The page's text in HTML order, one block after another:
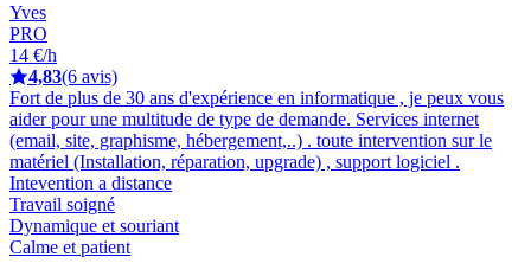
Yves
PRO
14 €/h
4,83(6 avis)
Fort de plus de 30 ans d'expérience en informatique , je peux vous
aider pour une multitude de type de demande. Services internet
(email, site, graphisme, hébergement,..) . toute intervention sur le
matériel (Installation, réparation, upgrade) , support logiciel .
Intevention a distance
Travail soigné
Dynamique et souriant
Calme et patient